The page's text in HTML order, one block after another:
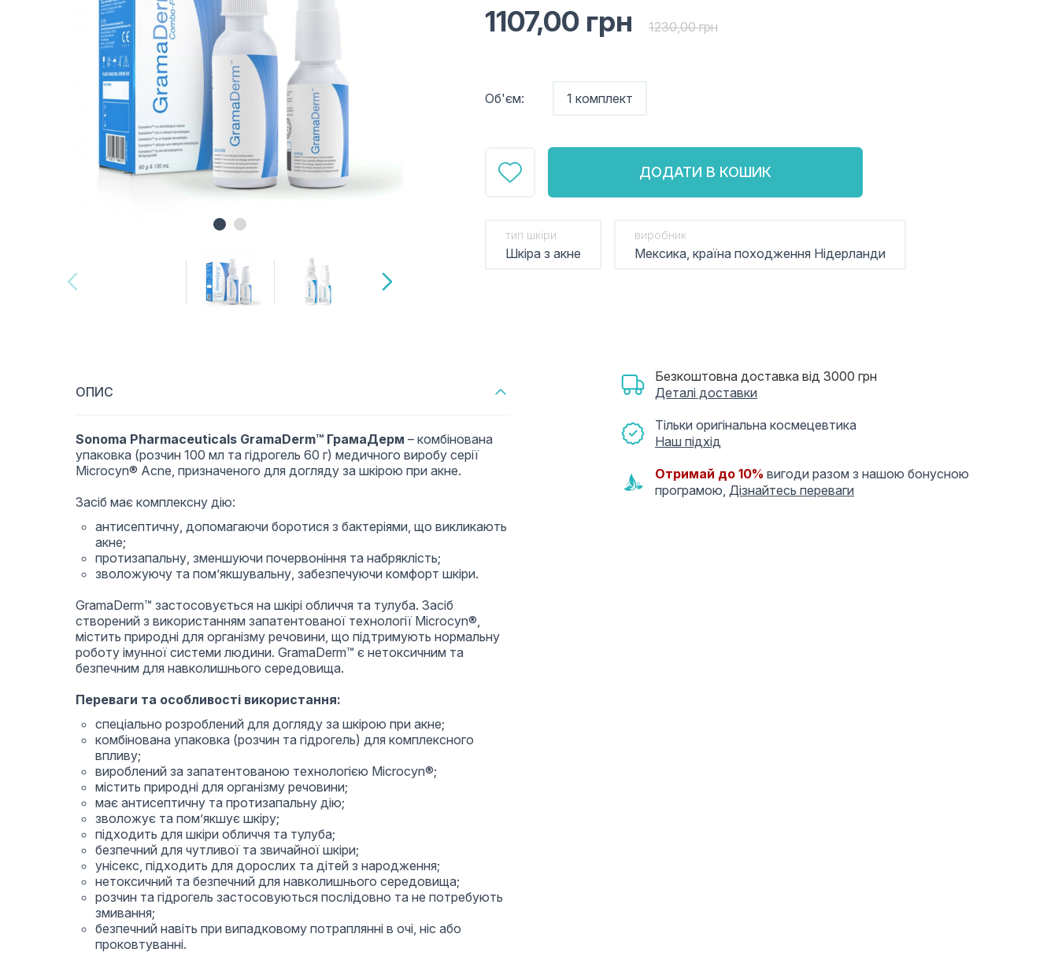
1107,00 грн 1230,00грн
Об'єм: 1 комплект
ДОДАТИ В КОШИК
тип шкіри
Шкіра з акне
виробник
Мексика, країна походження Нідерланди
ОПИС
Sonoma Pharmaceuticals GramaDerm™ ГрамаДерм – комбінована
упаковка (розчин 100 мл та гідрогель 60 г) медичного виробу серії
Microcyn® Acne, призначеного для догляду за шкірою при акне.
Засіб має комплексну дію:
антисептичну, допомагаючи боротися з бактеріями, що викликають
акне;
протизапальну, зменшуючи почервоніння та набряклість;
зволожуючу та пом’якшувальну, забезпечуючи комфорт шкіри.
GramaDerm™ застосовується на шкірі обличчя та тулуба. Засіб
створений з використанням запатентованої технології Microcyn®,
містить природні для організму речовини, що підтримують нормальну
роботу імунної системи людини. GramaDerm™ є нетоксичним та
безпечним для навколишнього середовища.
Переваги та особливості використання:
спеціально розроблений для догляду за шкірою при акне;
комбінована упаковка (розчин та гідрогель) для комплексного
впливу;
вироблений за запатентованою технологією Microcyn®;
містить природні для організму речовини;
має антисептичну та протизапальну дію;
зволожує та пом’якшує шкіру;
підходить для шкіри обличчя та тулуба;
безпечний для чутливої та звичайної шкіри;
унісекс, підходить для дорослих та дітей з народження;
нетоксичний та безпечний для навколишнього середовища;
розчин та гідрогель застосовуються послідовно та не потребують
змивання;
безпечний навіть при випадковому потраплянні в очі, ніс або
проковтуванні.
Безкоштовна доставка від 3000 грн
Деталі доставки
Тільки оригінальна космецевтика
Наш підхід
Отримай до 10% вигоди разом з нашою бонусною
програмою, Дізнайтесь переваги